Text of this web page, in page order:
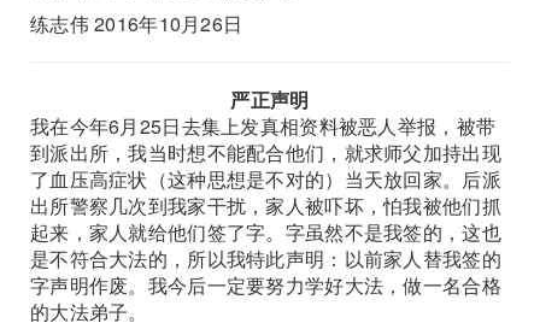
练志伟 2016年10月26日
严正声明
我在今年6月25日去集上发真相资料被恶人举报，被带
到派出所，我当时想不能配合他们，就求师父加持出现
了血压高症状（这种思想是不对的）当天放回家。后派
出所警察几次到我家干扰，家人被吓坏，怕我被他们抓
起来，家人就给他们签了字。字虽然不是我签的，这也
是不符合大法的，所以我特此声明：以前家人替我签的
字声明作废。我今后一定要努力学好大法，做一名合格
的大法弟子。